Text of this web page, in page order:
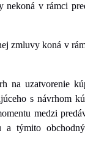
v rámci
zmluvy koná v
na uzatvorenie
s návrhom
medzi
týmito